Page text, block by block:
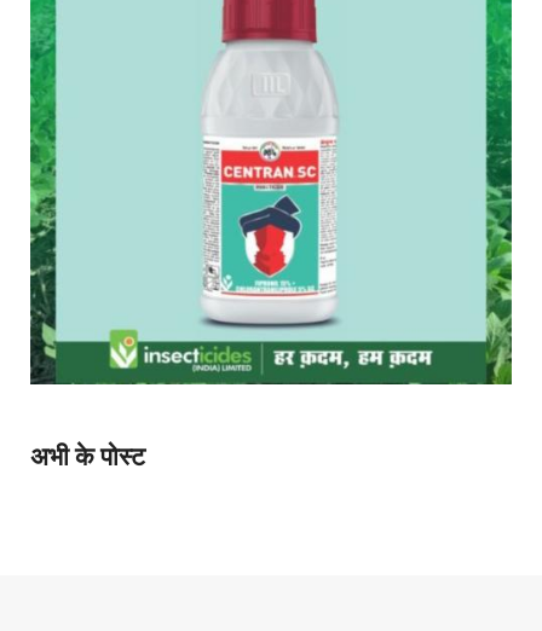
अभी के पोस्ट